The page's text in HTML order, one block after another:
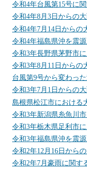
令和4年台風第15号に
令和4年8月3日からの
令和4年7月14日からの
令和4年福島県沖を震
令和3年長野県茅野市
令和3年8月11日からの
台風第9号から変わっ
令和3年7月1日からの
島根県松江市における
令和3年新潟県糸魚川
令和3年栃木県足利市
令和3年福島県沖を震
令和2年12月16日から
令和2年7月豪雨に関す